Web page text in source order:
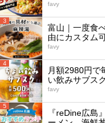
favy
3
富山｜一度食
由にカスタム
favy
4
月額2980円で
い飲みサブス
favy
5
『reDine広島